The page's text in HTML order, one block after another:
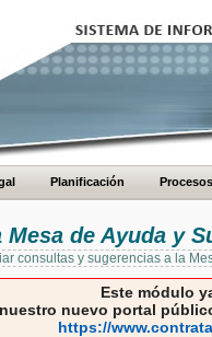
Planificación Procesos
de Ayuda y
consultas y sugerencias a la
Este módulo
nuevo portal
https://